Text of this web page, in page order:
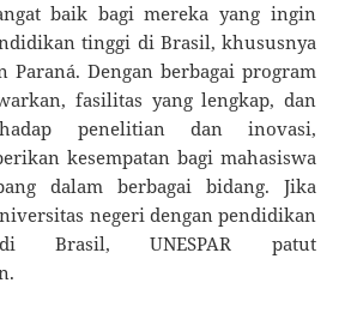
baik bagi mereka yang ingin
tinggi di Brasil, khususnya
Paraná. Dengan berbagai program
fasilitas yang lengkap, dan
penelitian dan inovasi,
kesempatan bagi mahasiswa
dalam berbagai bidang. Jika
negeri dengan pendidikan
Brasil, UNESPAR patut